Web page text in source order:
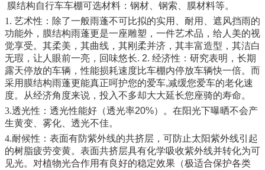
膜结构自行车车棚可选材料：钢材、钢索、膜材料等。
1. 艺术性：除了一般雨蓬不可比拟的实用、耐用、遮风挡雨的
功能外，膜结构雨蓬更是一座雕塑，一件艺术品，给人美的视
觉享受。其柔美，其曲线，其刚柔并济，其丰富造型，其洁白
无瑕，让人眼前一亮，回味悠长. 2. 经济性：研究表明，长期
露天停放的车辆，性能损耗速度比车棚内停放车辆快一倍。而
采用膜结构雨蓬更能真正呵护您的爱车,减缓您爱车的老化速
度。从经济角度来说，投入不多却大大延长您座骑的寿命。
3.透光性：透光性能好（透光率20%）。在阳光下曝晒不会产
生黄变、雾化、透光不佳。
4.耐候性：表面有防紫外线的共挤层，可防止太阳紫外线引起
的树脂疲劳变黄。表面共挤层具有化学吸收紫外线并转化为可
见光。对植物光合作用有良好的稳定效果（极适合保护各类